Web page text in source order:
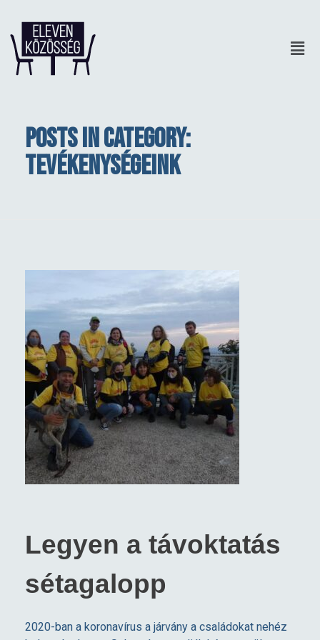
Posts in category:
Tevékenységeink
Legyen a távoktatás
sétagalopp
2020-ban a koronavírus a járvány a családokat nehéz